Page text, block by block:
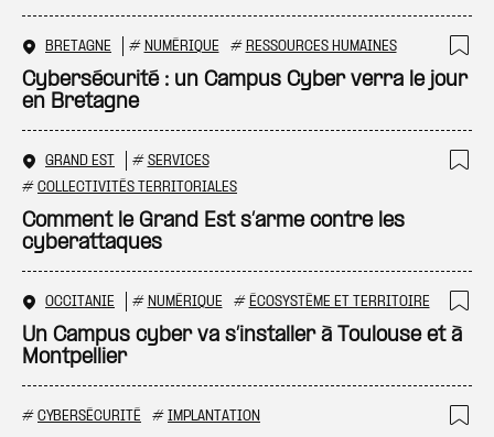
BRETAGNE # NUMÉRIQUE # RESSOURCES HUMAINES
Cybersécurité : un Campus Cyber verra le jour
en Bretagne
GRAND EST # SERVICES
# COLLECTIVITÉS TERRITORIALES
Comment le Grand Est s’arme contre les
cyberattaques
OCCITANIE # NUMÉRIQUE # ÉCOSYSTÈME ET TERRITOIRE
Un Campus cyber va s’installer à Toulouse et à
Montpellier
# CYBERSÉCURITÉ # IMPLANTATION